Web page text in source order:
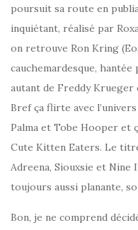
poursuit sa route en
inquiétant, réalisé par
on retrouve Ron Kring
cauchemardesque,
autant de Freddy Krueger
Bref ça flirte avec
Palma et Tobe Hooper et
Cute Kitten Eaters. Le
Adreena, Siouxsie et Nine
toujours aussi planante,
Bon, je ne comprend